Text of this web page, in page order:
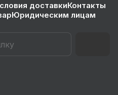
доставкиКонтакты
Юридическим лицам